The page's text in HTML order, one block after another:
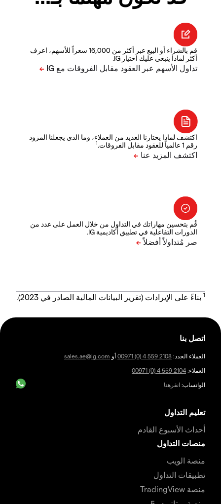
قم بالشراء أو البيع عبر أكثر من 16,000 سعراً للأسهم، اعرف
أكثر لماذا ينبغي عليك اختيار IG.
اكتشف لماذا يختارنا العديد من العملاء، وما الذي يجعلنا المزود
رقم 1 عالمياً للعقود مقابل الفروقات.
1
قُم بتحسين مهاراتك في التداول من خلال العمل على عدد من
الدورات التفاعلية في تطبيق أكاديمية IG.
1 بناءً على الإيرادات (تقرير البيانات المالية الصادر في 2023).
اتصل بنا
العملاء الجدد: 00971 (0) 4 559 2108 أو sales.ae@ig.com
العملاء: 00971 (0) 4 559 2104
الواتساب: انقرهنا
تعليم التداول
أحداث الأسبوع القادم
منصات التداول
منصة الويب
تطبيقات التداول
منصة TradingView